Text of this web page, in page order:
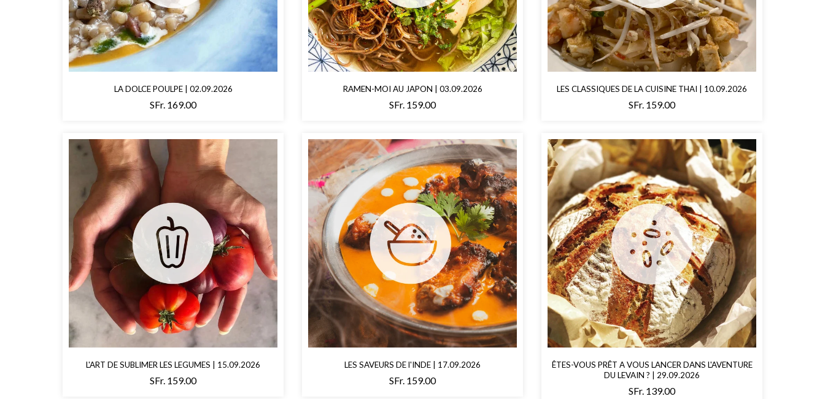
LA DOLCE POULPE | 02.09.2026
SFr. 169.00
RAMEN-MOI AU JAPON | 03.09.2026
SFr. 159.00
LES CLASSIQUES DE LA CUISINE THAI | 10.09.2026
SFr. 159.00
L'ART DE SUBLIMER LES LEGUMES | 15.09.2026
SFr. 159.00
LES SAVEURS DE l'INDE | 17.09.2026
SFr. 159.00
ÊTES-VOUS PRÊT A VOUS LANCER DANS L'AVENTURE
DU LEVAIN ? | 29.09.2026
SFr. 139.00